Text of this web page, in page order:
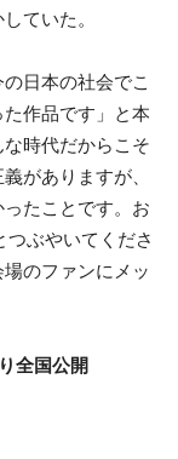
ていた。
日本の社会でこ
作品です」と本
時代だからこそ
がありますが、
たことです。お
つぶやいてくださ
のファンにメッ
全国公開